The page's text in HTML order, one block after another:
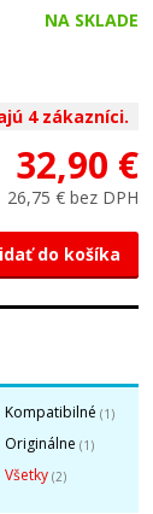
NA SKLADE
4 zákazníci.
32,90 €
26,75 € bez DPH
do košíka
Kompatibilné (1)
Originálne (1)
Všetky (2)